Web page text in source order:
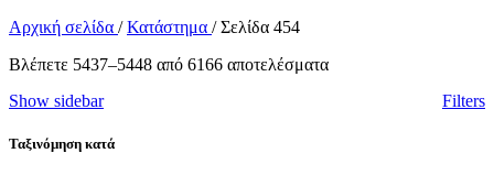
Αρχική σελίδα / Κατάστημα / Σελίδα 454
Βλέπετε 5437–5448 από 6166 αποτελέσματαSorted
Show sidebar Filters
Ταξινόμηση κατά